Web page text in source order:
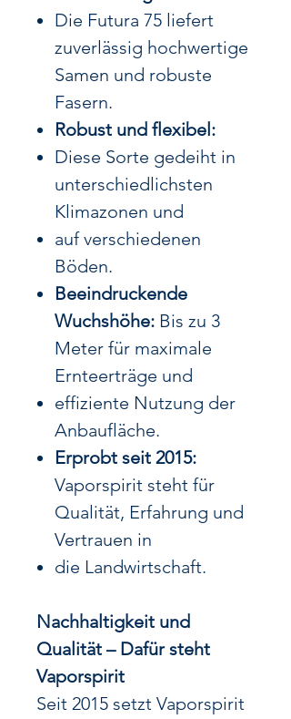
Die Futura 75 liefert
zuverlässig hochwertige
Samen und robuste
Fasern.
Robust und flexibel:
Diese Sorte gedeiht in
unterschiedlichsten
Klimazonen und
auf verschiedenen
Böden.
Beeindruckende
Wuchshöhe: Bis zu 3
Meter für maximale
Ernteerträge und
effiziente Nutzung der
Anbaufläche.
Erprobt seit 2015:
Vaporspirit steht für
Qualität, Erfahrung und
Vertrauen in
die Landwirtschaft.
Nachhaltigkeit und
Qualität – Dafür steht
Vaporspirit
Seit 2015 setzt Vaporspirit